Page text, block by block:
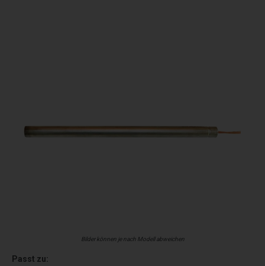
Bilder können je nach Modell abweichen
Passt zu: